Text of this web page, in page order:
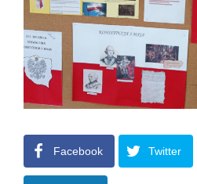
Facebook Twitter